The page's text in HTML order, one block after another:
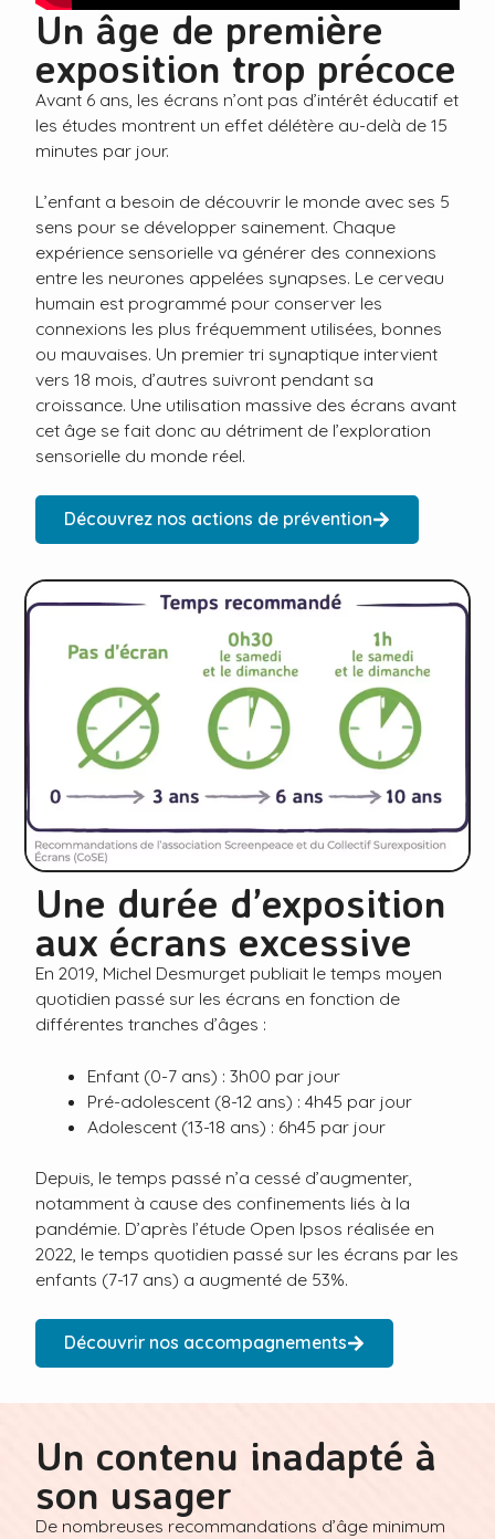
Un âge de première
exposition trop précoce
Avant 6 ans, les écrans n’ont pas d’intérêt éducatif et
les études montrent un effet délétère au-delà de 15
minutes par jour.
L’enfant a besoin de découvrir le monde avec ses 5
sens pour se développer sainement. Chaque
expérience sensorielle va générer des connexions
entre les neurones appelées synapses. Le cerveau
humain est programmé pour conserver les
connexions les plus fréquemment utilisées, bonnes
ou mauvaises. Un premier tri synaptique intervient
vers 18 mois, d’autres suivront pendant sa
croissance. Une utilisation massive des écrans avant
cet âge se fait donc au détriment de l’exploration
sensorielle du monde réel.
Découvrez nos actions de prévention
Une durée d’exposition
aux écrans excessive
En 2019, Michel Desmurget publiait le temps moyen
quotidien passé sur les écrans en fonction de
différentes tranches d’âges :
Enfant (0-7 ans) : 3h00 par jour
Pré-adolescent (8-12 ans) : 4h45 par jour
Adolescent (13-18 ans) : 6h45 par jour
Depuis, le temps passé n’a cessé d’augmenter,
notamment à cause des confinements liés à la
pandémie. D’après l’étude Open Ipsos réalisée en
2022, le temps quotidien passé sur les écrans par les
enfants (7-17 ans) a augmenté de 53%.
Découvrir nos accompagnements
Un contenu inadapté à
son usager
De nombreuses recommandations d’âge minimum